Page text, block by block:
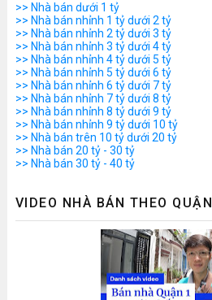
>> Nhà bán dưới 1 tỷ
>> Nhà bán nhỉnh 1 tỷ dưới 2 tỷ
>> Nhà bán nhỉnh 2 tỷ dưới 3 tỷ
>> Nhà bán nhỉnh 3 tỷ dưới 4 tỷ
>> Nhà bán nhỉnh 4 tỷ dưới 5 tỷ
>> Nhà bán nhỉnh 5 tỷ dưới 6 tỷ
>> Nhà bán nhỉnh 6 tỷ dưới 7 tỷ
>> Nhà bán nhỉnh 7 tỷ dưới 8 tỷ
>> Nhà bán nhỉnh 8 tỷ dưới 9 tỷ
>> Nhà bán nhỉnh 9 tỷ dưới 10 tỷ
>> Nhà bán trên 10 tỷ dưới 20 tỷ
>> Nhà bán 20 tỷ - 30 tỷ
>> Nhà bán 30 tỷ - 40 tỷ
VIDEO NHÀ BÁN THEO QUẬN